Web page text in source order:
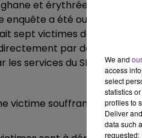
et érythréenne, munis
enquête a été ouverte.
sept victimes dont quatre
par des
les services du SDIS et du
victime souffrant de
We and
access
select
statistics
profiles to
Deliver
data such
requested;